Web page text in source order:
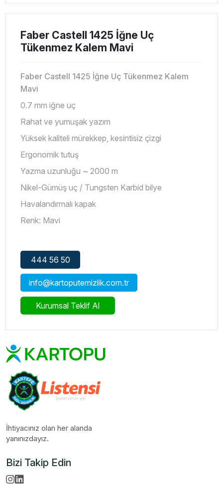
Faber Castell 1425 İğne Uç
Tükenmez Kalem Mavi
Faber Castell 1425 İğne Uç Tükenmez Kalem
Mavi
0.7 mm iğne uç
Rahat ve yumuşak yazım
Yüksek kaliteli mürekkep, kesintisiz çizgi
Ergonomik tutuş
Yazma uzunluğu ~ 2000 m
Nikel-Gümüş uç / Tungsten Karbid bilye
Havalandırmalı kapak
Renk: Mavi
444 56 50
info@kartoputemizlik.com.tr
Kurumsal Teklif Al
İhtiyacınız olan her alanda
yanınızdayız.
Bizi Takip Edin